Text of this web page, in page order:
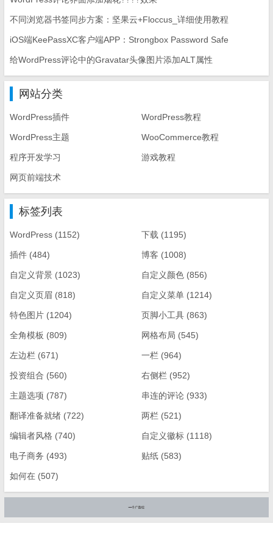
不同浏览器书签同步方案：坚果云+Floccus_详细使用教程
iOS端KeePassXC客户端APP：Strongbox Password Safe
给WordPress评论中的Gravatar头像图片添加ALT属性
网站分类
WordPress插件 WordPress教程
WordPress主题 WooCommerce教程
程序开发学习 游戏教程
网页前端技术
标签列表
WordPress (1152) 下载 (1195)
插件 (484) 博客 (1008)
自定义背景 (1023) 自定义颜色 (856)
自定义页眉 (818) 自定义菜单 (1214)
特色图片 (1204) 页脚小工具 (863)
全角模板 (809) 网格布局 (545)
左边栏 (671) 一栏 (964)
投资组合 (560) 右侧栏 (952)
主题选项 (787) 串连的评论 (933)
翻译准备就绪 (722) 两栏 (521)
编辑者风格 (740) 自定义徽标 (1118)
电子商务 (493) 贴纸 (583)
如何在 (507)